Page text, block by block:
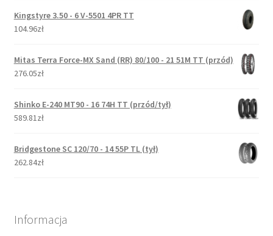
Kingstyre 3.50 - 6 V-5501 4PR TT
104.96zł
Mitas Terra Force-MX Sand (RR) 80/100 - 21 51M TT (przód)
276.05zł
Shinko E-240 MT90 - 16 74H TT (przód/tył)
589.81zł
Bridgestone SC 120/70 - 14 55P TL (tył)
262.84zł
Informacja